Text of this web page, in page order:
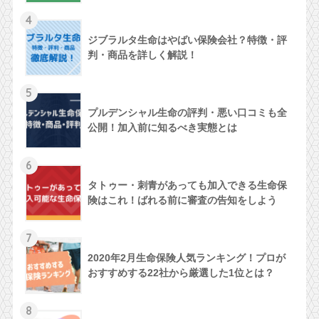
4
ジブラルタ生命はやばい保険会社？特徴・評
判・商品を詳しく解説！
5
プルデンシャル生命の評判・悪い口コミも全
公開！加入前に知るべき実態とは
6
タトゥー・刺青があっても加入できる生命保
険はこれ！ばれる前に審査の告知をしよう
7
2020年2月生命保険人気ランキング！プロが
おすすめする22社から厳選した1位とは？
8